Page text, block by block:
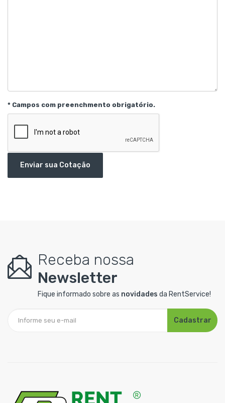
* Campos com preenchmento obrigatório.
Enviar sua Cotação
Receba nossa
Newsletter
Fique informado sobre as novidades da RentService!
Cadastrar